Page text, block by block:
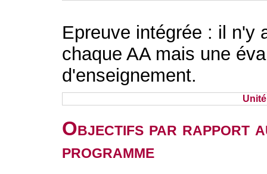
Epreuve intégrée : il n'y
chaque AA mais une
d'enseignement.
Objectifs par rapport
programme